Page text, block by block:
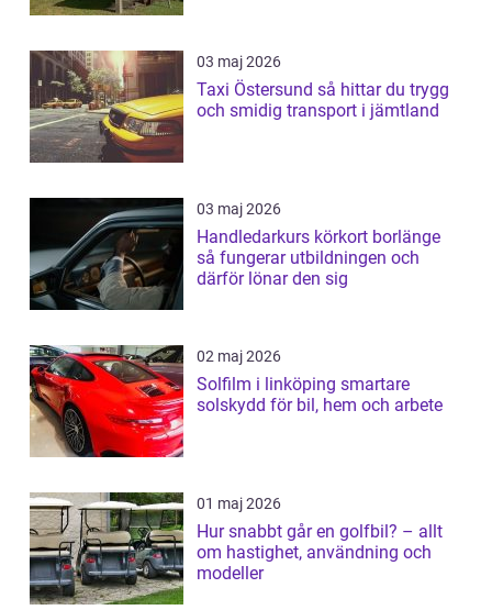
03 maj 2026
Taxi Östersund så hittar du trygg
och smidig transport i jämtland
03 maj 2026
Handledarkurs körkort borlänge
så fungerar utbildningen och
därför lönar den sig
02 maj 2026
Solfilm i linköping smartare
solskydd för bil, hem och arbete
01 maj 2026
Hur snabbt går en golfbil? – allt
om hastighet, användning och
modeller